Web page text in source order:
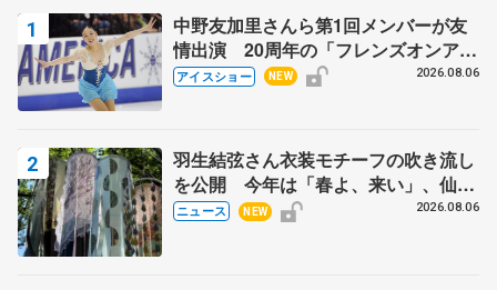
中野友加里さんら第1回メンバーが友
情出演 20周年の「フレンズオンアイ
ス」 宮本賢二さん、有川梨絵さん、
アイスショー NEW 2026.08.06
羽生結弦さん衣装モチーフの吹き流し
を公開 今年は「春よ、来い」、仙台
の瑞鳳殿
ニュース NEW 2026.08.06